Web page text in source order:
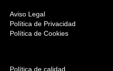
Aviso Legal
Política de Privacidad
Política de Cookies
Política de calidad